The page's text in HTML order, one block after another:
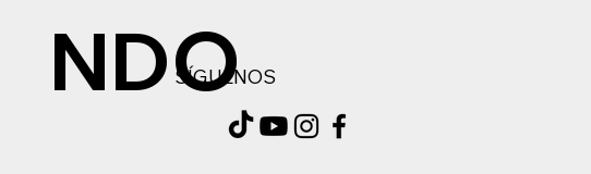
SÍGUENOS
NDO